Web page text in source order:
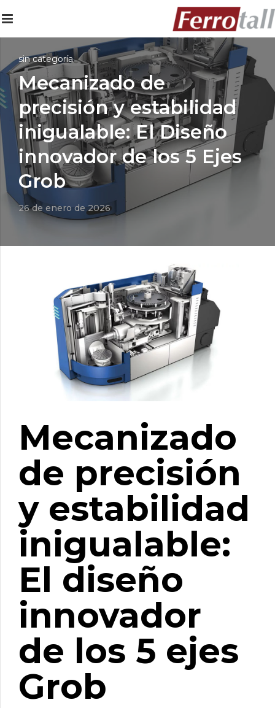
sin categoría
Mecanizado de
precisión y estabilidad
inigualable: El Diseño
innovador de los 5 Ejes
Grob
26 de enero de 2026
Mecanizado
de precisión
y estabilidad
inigualable:
El diseño
innovador
de los 5 ejes
Grob